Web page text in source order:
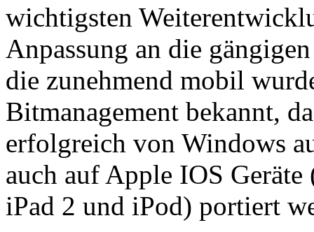
wichtigsten
Anpassung an die
die zunehmend mobil
Bitmanagement bekannt,
erfolgreich von Windows
auch auf Apple IOS
iPad 2 und iPod) portiert